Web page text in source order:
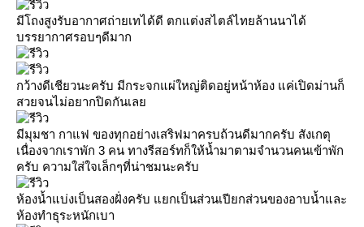
มีโถงสูงรับอากาศถ่ายเทได้ดี ตกแต่งสไตล์ไทยล้านนาได้
บรรยากาศรอบๆดีมาก
กว้างดีเชียวนะครับ มีกระจกแผ่ใหญ่ติดอยู่หน้าห้อง แค่เปิดม่านก็
สวยจนไม่อยากปิดกันเล
มีมุมชา กาแฟ ของทุกอย่างเสริฟมาครบถ้วนดีมากครับ สังเกตุ
เนื่องจากเราพัก 3 คน ทางรีสอร์ทก็ให้น้ำมาตามจำนวนคนเข้าพัก
ครับ ความใส่ใจเล็กๆที่น่าชมนะครับ
ห้องน้ำแบ่งเป็นสองฝั่งครับ แยกเป็นส่วนเปียกส่วนของอาบน้ำและ
ห้องทำธุระหนักเบา